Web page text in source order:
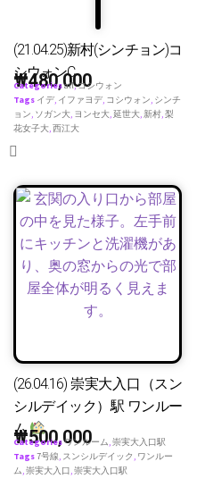
(21.04.25)新村(シンチョン)コ
シウォンC
₩480,000
Categoriesall,コシウォン
Tags イデ, イファヨデ, コシウォン, シンチ
ョン, ソガン大, ヨンセ大,延世大,新村,梨
花女子大,西江大
(26.04.16) 崇実大入口（スン
シルデイック）駅 ワンルー
ム
₩500,000
Categoriesワンルーム,崇実大入口駅
Tags7号線, スンシルデイック , ワンルー
ム,崇実大入口,崇実大入口駅